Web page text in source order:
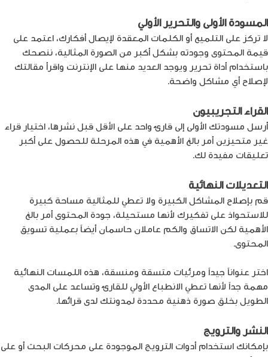
المسودة الأولى والتحرير الأولي
لا تركز على التلميع أو الكلمات المعقدة لإيصال أفكارك، اعتمد على
قيمة المحتوى وجودته بشكل أكبر من الصورة المثالية، ننصحك
باستخدام أداة تحرير ويوجد العديد منها على الإنترنت واقرأ مقالتك
لإصلاح أي مشاكل واضحة.
القراء التجريبيون
أرسل مسودتك الأولى إلى قارئ واحد على الأقل قبل نشرها، اختيار قراء
غير متحيزين أمر بالغ الأهمية في هذه المرحلة للحصول على أكبر
تعليقات مفيدة لك.
التعديلات النهائية
قم بإصلاح المشاكل الكبيرة ولا تعطي للمثالية مساحة كبيرة
للاستحواذ على تفكيرك لأنها مستحيلة، جودة المحتوى أمر بالغ
الأهمية لكن الاتساق والكم عاملان حاسمان أيضاً بعملية تسويق
المحتوى.
اختر عنواناً جيداً ومرئيات متسقة ومنسقة، هذه اللمسات النهائية
مهمة جداً لأنها تعطي الانطباع الأولي للقارئ وتساعد على المدى
الطويل بخلق صورة ذهنية محددة لمدونتك لدى قرائها.
النشر والترويج
بإمكانك استخدام أدوات الترويج الموجودة على محركات البحث أو على